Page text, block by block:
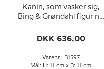
Kanin, som vasker sig,
Bing & Grøndahl figur nr.
DKK 636,00
Varenr.: B1597
Mål: H: 11 cm x B: 11 cm